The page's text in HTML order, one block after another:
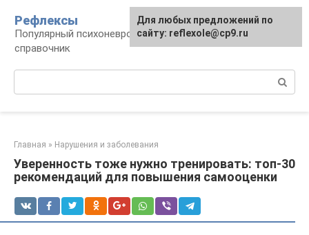
контенту
Рефлексы
Популярный психоневрологический
справочник
Главная » Нарушения и заболевания
Уверенность тоже нужно тренировать: топ-30
рекомендаций для повышения самооценки
Для любых предложений по
сайту: reflexole@cp9.ru